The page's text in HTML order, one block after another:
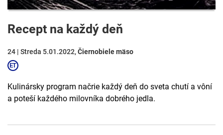
Recept na každý deň
24 | Streda 5.01.2022,Čiernobiele mäso
Kulinársky program načrie každý deň do sveta chutí a vôní
a poteší každého milovníka dobrého jedla.